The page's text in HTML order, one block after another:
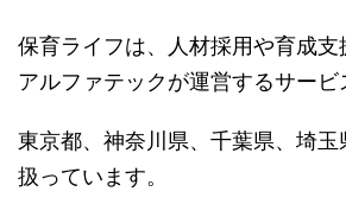
保育ライフは、人材採用や育成
アルファテックが運営するサービ
東京都、神奈川県、千葉県、埼玉
扱っています。